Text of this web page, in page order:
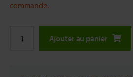
commande.
Ajouter au panier